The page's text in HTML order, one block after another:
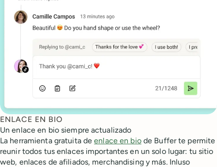
ENLACE EN BIO
Un enlace en bio siempre actualizado
La herramienta gratuita deenlace en biode Buffer te permite
reunir todos tus enlaces importantes en un solo lugar: tu sitio
web, enlaces de afiliados, merchandising y más. Inluso